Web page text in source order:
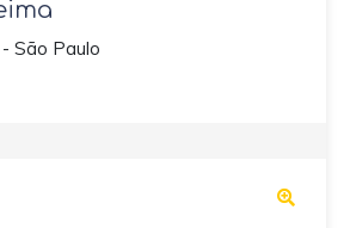
São Paulo